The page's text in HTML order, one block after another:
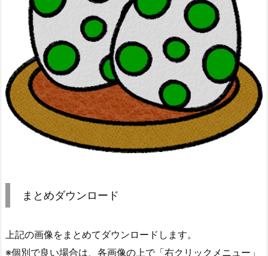
まとめダウンロード
上記の画像をまとめてダウンロードします。
※個別で良い場合は、各画像の上で「右クリックメニュー」